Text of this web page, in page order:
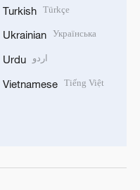
Turkish Türkçe
Ukrainian Українська
Urdu اردو
Vietnamese Tiếng Việt